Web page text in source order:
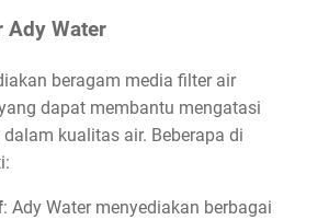
Ady Water
beragam media filter air
dapat membantu mengatasi
kualitas air. Beberapa di
: Ady Water menyediakan berbagai